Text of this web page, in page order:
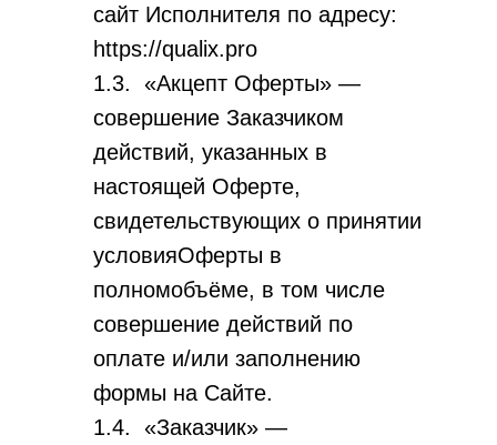
сайт Исполнителя по адресу:
https://qualix.pro
1.3. «Акцепт Оферты» —
совершение Заказчиком
действий, указанных в
настоящей Оферте,
свидетельствующих о принятии
условияОферты в
полномобъёме, в том числе
совершение действий по
оплате и/или заполнению
формы на Сайте.
1.4. «Заказчик» —